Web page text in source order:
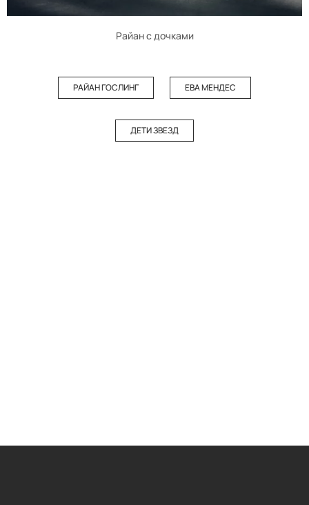
Райан с дочками
РАЙАН ГОСЛИНГ ЕВА МЕНДЕС
ДЕТИ ЗВЕЗД